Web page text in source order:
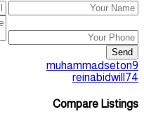
Send
muhammadseton9
reinabidwill74
Compare Listings